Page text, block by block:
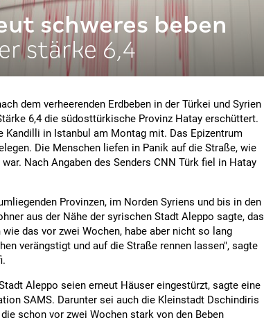
schweres beben
stärke 6,4
dem verheerenden Erdbeben in der Türkei und Syrien
6,4 die südosttürkische Provinz Hatay erschüttert.
Kandilli in Istanbul am Montag mit. Das Epizentrum
Die Menschen liefen in Panik auf die Straße, wie
Nach Angaben des Senders CNN Türk fiel in Hatay
Provinzen, im Norden Syriens und bis in den
aus der Nähe der syrischen Stadt Aleppo sagte, das
das vor zwei Wochen, habe aber nicht so lang
verängstigt und auf die Straße rennen lassen", sagte
Aleppo seien erneut Häuser eingestürzt, sagte eine
SAMS. Darunter sei auch die Kleinstadt Dschindiris
schon vor zwei Wochen stark von den Beben